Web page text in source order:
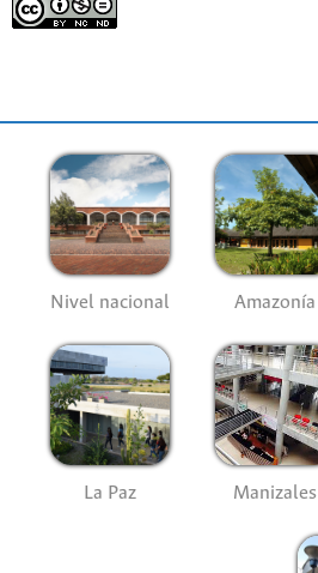
Nivel nacional Amazonía
La Paz Manizales